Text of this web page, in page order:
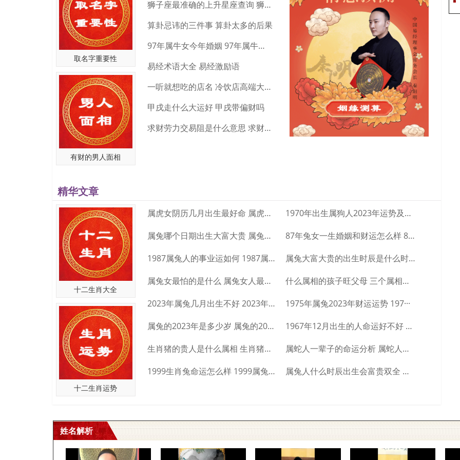
能明白。所以宜起字母比较少的名字，而不能用太长的英文单词起名。
三、融入数字或字母来起名
给广告公司起创意的名字，可能需要创始人随意一些，不要死板地盯着普通的字和普通的名字，而要发散思维，比如说将
数字或字母与汉字搭配来起名，甚至是只用数字或字母来起名，这都是可以的，只要公司的名字符合法律法规就行了。比
如给广告公司起名GG（广告首字母），盛文28（公司成立于28号），都是很有创意的。
四、根据公司理念、宗旨起名
公司名称不但要与其经营理念、活动识别相统一，符合和反映公司理念的内容，而且要体现公司的服务宗旨、商品形象，
使人看到或听到公司的名称就能感受到公司的经营理念，就能产生愉快的联想，对公司产生好感。这样所起的名字由于和
公司联系密切，所以会很有创意，而且有助于公司树立良好的形象。
广告公司名字1
广告公司创意名字大全
英豪 益华 快讯 百思诚 联创时空
坤益 厚德 日高 百分百 汉唐华狮
浩行 盛美 金马 达彼思 东方畅联
英迈 丹彩 唯一 三人行 华彩传媒
欣艺 天娇 邦德 爱德威 联合创智
明威 非凡 四方 指南针 时代阳光
鼎礼 日升 麒麟 圣智扬 文山映象
天创 世邦 开元 亨吉弘 蓝色思维
创美 睿宏 图邦 米高仕 橙乐视觉
卓越 睿成 万嘉 浩瑞成 宏远盛世
取名字重要性
有财的男人面相
狮子座最准确的上升星座查询 狮子座明日考试运势
算卦忌讳的三件事 算卦太多的后果
97年属牛女今年婚姻 97年属牛人女注定的婚姻
易经术语大全 易经激励语
一听就想吃的店名 冷饮店高端大气的店名字
甲戌走什么大运好 甲戌带偏财吗
求财劳力交易阻是什么意思 求财劳力能得到财吗
精华文章
十二生肖大全
十二生肖运势
属虎女阴历几月出生最好命 属虎的几月出生···
1970年出生属狗人2023年运势及运程···
属兔哪个日期出生大富大贵 属兔人几日出生···
87年兔女一生婚姻和财运怎么样 87年兔···
1987属兔人的事业运如何 1987属兔···
属兔大富大贵的出生时辰是什么时候 大富大···
属兔女最怕的是什么 属兔女人最怕什么
什么属相的孩子旺父母 三个属相的孩子旺父···
2023年属兔几月出生不好 2023年属···
1975年属兔2023年财运运势 197···
属兔的2023年是多少岁 属兔的2023···
1967年12月出生的人命运好不好 19···
生肖猪的贵人是什么属相 生肖猪一生的贵人···
属蛇人一辈子的命运分析 属蛇人一生命运如···
1999生肖兔命运怎么样 1999属兔人···
属兔人什么时辰出生会富贵双全 属兔人富贵···
姓名解析